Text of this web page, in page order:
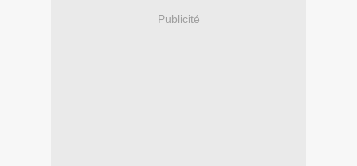
Publicité